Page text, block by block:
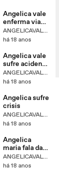
Angelica vale
enferma via
telefonica
ANGELICAVALEBRASIL
há 18 anos
Angelica vale
sufre acidente
lfmb
ANGELICAVALEBRASIL
há 18 anos
Angelica sufre
crisis
ANGELICAVALEBRASIL
há 18 anos
Angelica
maria fala da
cena da
alberca
ANGELICAVALEBRASIL
há 18 anos